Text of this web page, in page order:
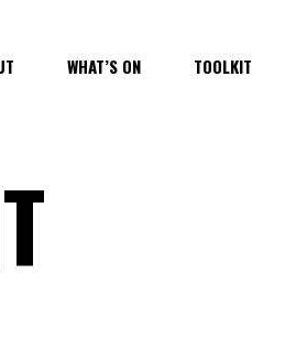
WHAT’S ON TOOLKIT